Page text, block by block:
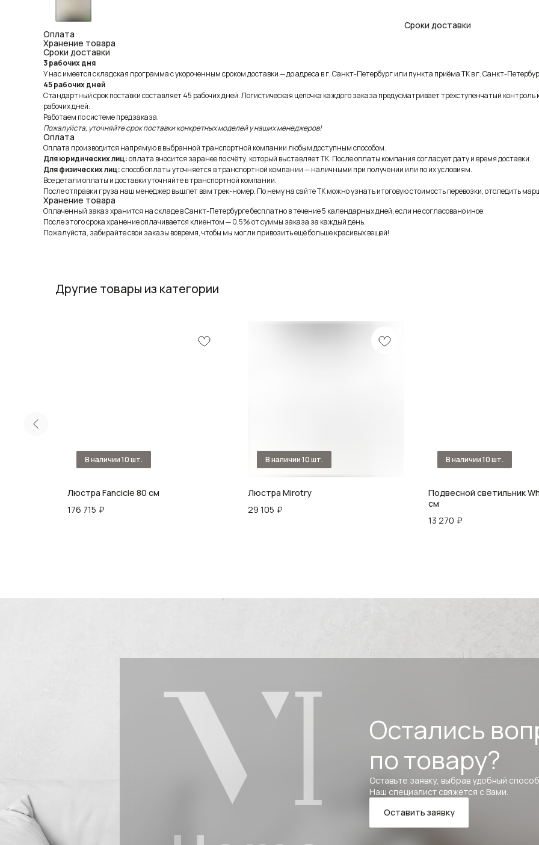
Сроки доставки
Оплата
Хранение товара
Сроки доставки
3 рабочих дня
У нас имеется складская программа с укороченным сроком доставки — до адреса в г. Санкт-Петербург или пункта приёма ТК в г. Санкт-
45 рабочих дней
Стандартный срок поставки составляет 45 рабочих дней. Логистическая цепочка каждого заказа предусматривает трёхступенчатый
рабочих дней.
Работаем по системе предзаказа.
Пожалуйста, уточняйте срок поставки конкретных моделей у наших менеджеров!
Оплата
Оплата производится напрямую в выбранной транспортной компании любым доступным способом.
Для юридических лиц:оплата вносится заранее по счёту, который выставляет ТК. После оплаты компания согласует дату и время доставки.
Для физических лиц:способ оплаты уточняется в транспортной компании — наличными при получении или по их условиям.
Все детали оплаты и доставки уточняйте в транспортной компании.
После отправки груза наш менеджер вышлет вам трек-номер. По нему на сайте ТК можно узнать итоговую стоимость перевозки, отследить
Хранение товара
Оплаченный заказ хранится на складе в Санкт-Петербурге бесплатно в течение 5 календарных дней, если не согласовано иное.
После этого срока хранение оплачивается клиентом — 0,5% от суммы заказа за каждый день.
Пожалуйста, забирайте свои заказы вовремя, чтобы мы могли привозить ещё больше красивых вещей!
Другие товары из категории
Люстра Fancicle 80 cм
176 715 ₽
Люстра Mirotry
29 105 ₽
Подвесной светильник
см
13 270 ₽
Остались
по товару?
Оставьте заявку, выбрав удобный
Наш специалист свяжется с Вами.
Оставить заявку